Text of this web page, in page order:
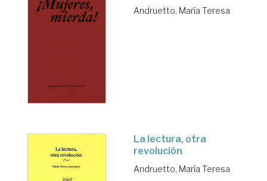
Andruetto, María Teresa
La lectura, otra
revolución
Andruetto, María Teresa